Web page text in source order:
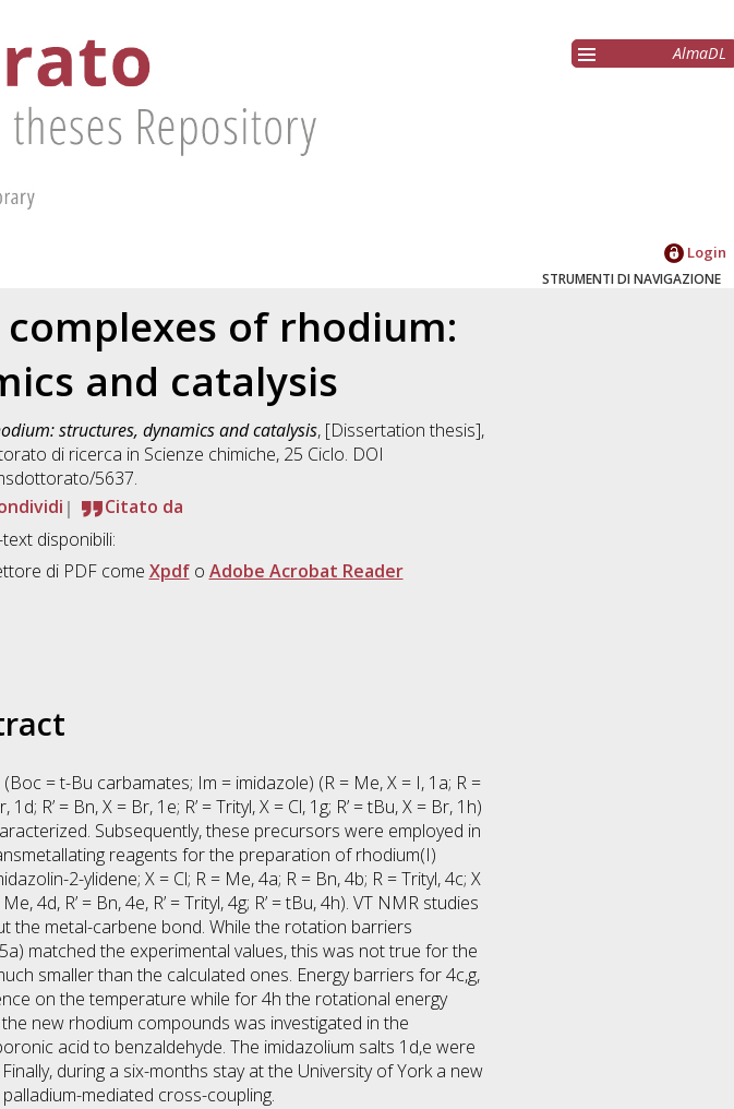
AlmaDL
Login
STRUMENTI DI NAVIGAZIONE
of rhodium:
and catalysis
structures, dynamics and catalysis, [Dissertation thesis],
di ricerca in Scienze chimiche, 25 Ciclo. DOI
5637.
Citato da
disponibili:
di PDF come Xpdfo Adobe Acrobat Reader
= t-Bu carbamates; Im = imidazole) (R = Me, X = I, 1a; R =
R’ = Bn, X = Br, 1e; R’ = Trityl, X = Cl, 1g; R’ = tBu, X = Br, 1h)
Subsequently, these precursors were employed in
reagents for the preparation of rhodium(I)
2-ylidene; X = Cl; R = Me, 4a; R = Bn, 4b; R = Trityl, 4c; X
4d, R’ = Bn, 4e, R’ = Trityl, 4g; R’ = tBu, 4h). VT NMR studies
metal-carbene bond. While the rotation barriers
matched the experimental values, this was not true for the
smaller than the calculated ones. Energy barriers for 4c,g,
on the temperature while for 4h the rotational energy
new rhodium compounds was investigated in the
acid to benzaldehyde. The imidazolium salts 1d,e were
during a six-months stay at the University of York a new
mediated cross-coupling.